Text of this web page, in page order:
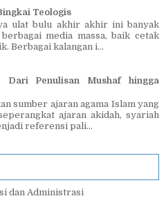
Teologis
ulat bulu akhir akhir ini banyak
media massa, baik cetak
Berbagai kalangan i...
Dari Penulisan Mushaf hingga
sumber ajaran agama Islam yang
ajaran akidah, syariah
referensi pali...
dan Administrasi